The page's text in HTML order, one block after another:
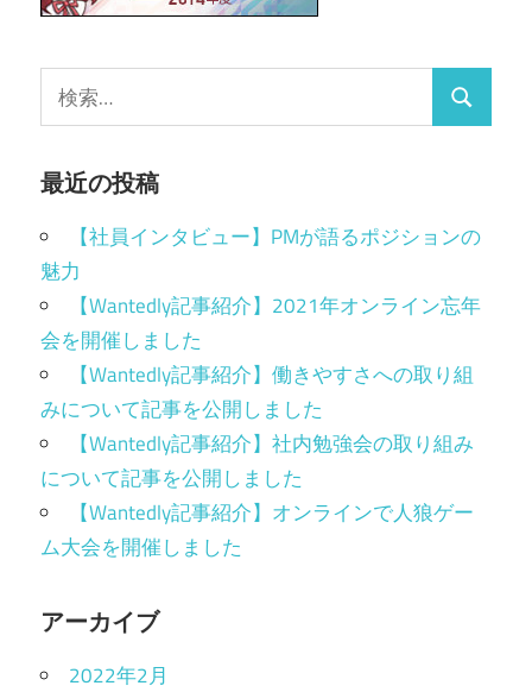
最近の投稿
【社員インタビュー】PMが語るポジションの
魅力
【Wantedly記事紹介】2021年オンライン忘年
会を開催しました
【Wantedly記事紹介】働きやすさへの取り組
みについて記事を公開しました
【Wantedly記事紹介】社内勉強会の取り組み
について記事を公開しました
【Wantedly記事紹介】オンラインで人狼ゲー
ム大会を開催しました
アーカイブ
2022年2月